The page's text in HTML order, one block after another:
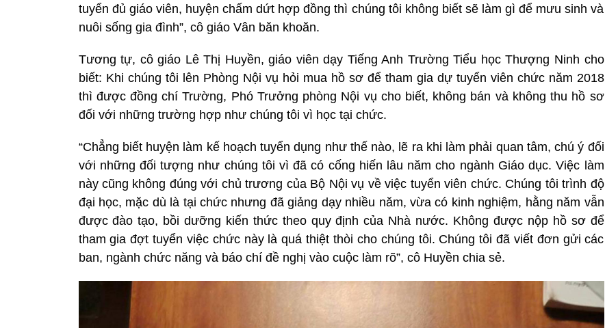
tuyển đủ giáo viên, huyện chấm dứt hợp đồng thì chúng tôi không biết sẽ làm gì để mưu sinh và
nuôi sống gia đình”, cô giáo Vân băn khoăn.
Tương tự, cô giáo Lê Thị Huyền, giáo viên dạy Tiếng Anh Trường Tiểu học Thượng Ninh cho
biết: Khi chúng tôi lên Phòng Nội vụ hỏi mua hồ sơ để tham gia dự tuyển viên chức năm 2018
thì được đồng chí Trường, Phó Trưởng phòng Nội vụ cho biết, không bán và không thu hồ sơ
đối với những trường hợp như chúng tôi vì học tại chức.
“Chẳng biết huyện làm kế hoạch tuyển dụng như thế nào, lẽ ra khi làm phải quan tâm, chú ý đối
với những đối tượng như chúng tôi vì đã có cống hiến lâu năm cho ngành Giáo dục. Việc làm
này cũng không đúng với chủ trương của Bộ Nội vụ về việc tuyển viên chức. Chúng tôi trình độ
đại học, mặc dù là tại chức nhưng đã giảng dạy nhiều năm, vừa có kinh nghiệm, hằng năm vẫn
được đào tạo, bồi dưỡng kiến thức theo quy định của Nhà nước. Không được nộp hồ sơ để
tham gia đợt tuyển việc chức này là quá thiệt thòi cho chúng tôi. Chúng tôi đã viết đơn gửi các
ban, ngành chức năng và báo chí đề nghị vào cuộc làm rõ”, cô Huyền chia sẻ.